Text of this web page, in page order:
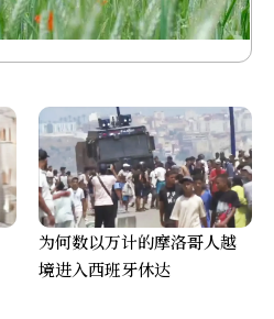
为何数以万计的摩洛哥人越
境进入西班牙休达